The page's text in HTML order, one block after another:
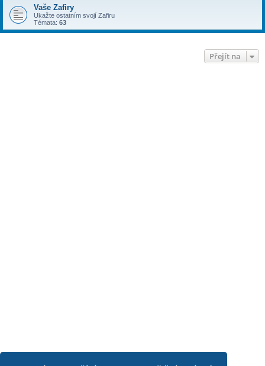
Vaše Zafiry
Ukažte ostatním svojí Zafiru
Témata: 63
Přejít na